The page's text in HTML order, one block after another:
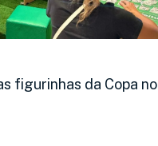
figurinhas da Copa no